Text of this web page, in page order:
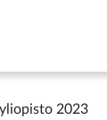
2023